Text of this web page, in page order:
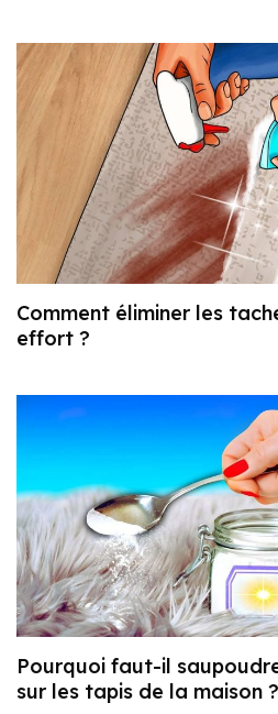
Comment éliminer les
effort ?
Pourquoi faut-il
sur les tapis de la maison ?